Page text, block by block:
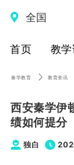
全国
首页 教
秦学教育 教育资讯
西安秦学伊
绩如何提分
独白